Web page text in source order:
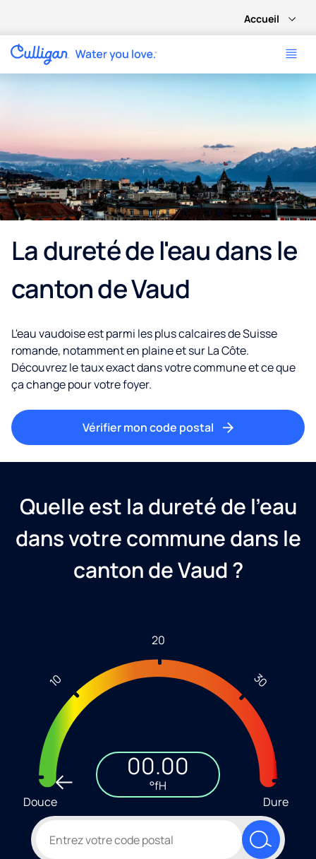
Accueil
La dureté de l'eau dans le
canton de Vaud
L'eau vaudoise est parmi les plus calcaires de Suisse
romande, notamment en plaine et sur La Côte.
Découvrez le taux exact dans votre commune et ce que
ça change pour votre foyer.
Vérifier mon code postal
Quelle est la dureté de l'eau
dans votre commune dans le
canton de Vaud ?
10
20
30
Douce Dure
00.00
°fH